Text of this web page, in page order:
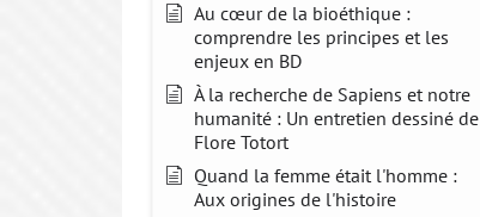
Au cœur de la bioéthique :
comprendre les principes et les
enjeux en BD
À la recherche de Sapiens et notre
humanité : Un entretien dessiné de
Flore Totort
Quand la femme était l'homme :
Aux origines de l'histoire